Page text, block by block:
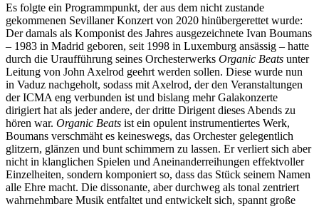
Es folgte ein Programmpunkt, der aus dem nicht zustande
gekommenen Sevillaner Konzert von 2020 hinübergerettet wurde:
Der damals als Komponist des Jahres ausgezeichnete Ivan Boumans
– 1983 in Madrid geboren, seit 1998 in Luxemburg ansässig – hatte
durch die Uraufführung seines Orchesterwerks Organic Beats unter
Leitung von John Axelrod geehrt werden sollen. Diese wurde nun
in Vaduz nachgeholt, sodass mit Axelrod, der den Veranstaltungen
der ICMA eng verbunden ist und bislang mehr Galakonzerte
dirigiert hat als jeder andere, der dritte Dirigent dieses Abends zu
hören war. Organic Beats ist ein opulent instrumentiertes Werk,
Boumans verschmäht es keineswegs, das Orchester gelegentlich
glitzern, glänzen und bunt schimmern zu lassen. Er verliert sich aber
nicht in klanglichen Spielen und Aneinanderreihungen effektvoller
Einzelheiten, sondern komponiert so, dass das Stück seinem Namen
alle Ehre macht. Die dissonante, aber durchweg als tonal zentriert
wahrnehmbare Musik entfaltet und entwickelt sich, spannt große